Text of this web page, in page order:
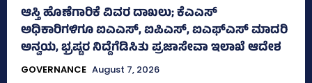
ಆಸ್ತಿ ಹೊಣೆಗಾರಿಕೆ ವಿವರ ದಾಖಲು; ಕೆಎಎಸ್
ಅಧಿಕಾರಿಗಳಿಗೂ ಐಎಎಸ್‌, ಐಪಿಎಸ್‌, ಐಎಫ್‌ಎಸ್‌ ಮಾದರಿ
ಅನ್ವಯ, ಭ್ರಷ್ಟರ ನಿದ್ದೆಗೆಡಿಸಿತು ಪ್ರಜಾಸೇವಾ ಇಲಾಖೆ ಆದೇಶ
GOVERNANCE August 7, 2026